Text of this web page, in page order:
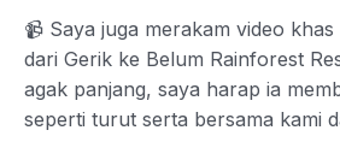
📹 Saya juga merakam video
dari Gerik ke Belum Rainforest
agak panjang, saya harap ia
seperti turut serta bersama kami